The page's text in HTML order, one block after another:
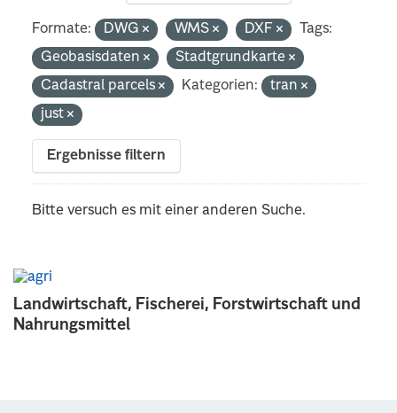
Landwirtschaft, Fischerei, Forstwirtschaft und
Nahrungsmittel
Formate: DWG WMS DXF
Tags:
Geobasisdaten
Stadtgrundkarte
Cadastral parcels
Kategorien:
tran
just
Ergebnisse filtern
Bitte versuch es mit einer anderen Suche.